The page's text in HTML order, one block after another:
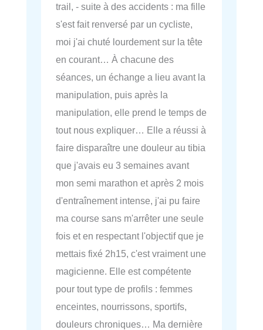
trail, - suite à des accidents : ma fille
s'est fait renversé par un cycliste,
moi j'ai chuté lourdement sur la tête
en courant… À chacune des
séances, un échange a lieu avant la
manipulation, puis après la
manipulation, elle prend le temps de
tout nous expliquer… Elle a réussi à
faire disparaître une douleur au tibia
que j'avais eu 3 semaines avant
mon semi marathon et après 2 mois
d'entraînement intense, j'ai pu faire
ma course sans m'arrêter une seule
fois et en respectant l'objectif que je
mettais fixé 2h15, c'est vraiment une
magicienne. Elle est compétente
pour tout type de profils : femmes
enceintes, nourrissons, sportifs,
douleurs chroniques… Ma dernière